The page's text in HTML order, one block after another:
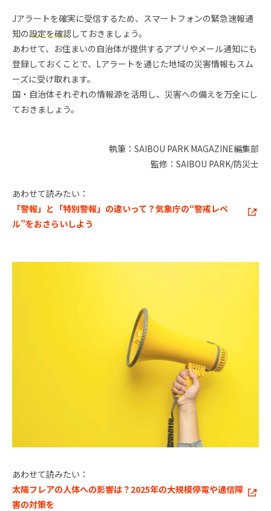
Jアラートを確実に受信するため、スマートフォンの緊急速報通
知の設定を確認しておきましょう。
あわせて、お住まいの自治体が提供するアプリやメール通知にも
登録しておくことで、Lアラートを通じた地域の災害情報もスム
ーズに受け取れます。
国・自治体それぞれの情報源を活用し、災害への備えを万全にし
ておきましょう。
執筆：SAIBOU PARK MAGAZINE編集部
監修：SAIBOU PARK/防災士
あわせて読みたい：
「警報」と「特別警報」の違いって？気象庁の“警戒レベ
ル”をおさらいしよう
あわせて読みたい：
太陽フレアの人体への影響は？2025年の大規模停電や通信障
害の対策を